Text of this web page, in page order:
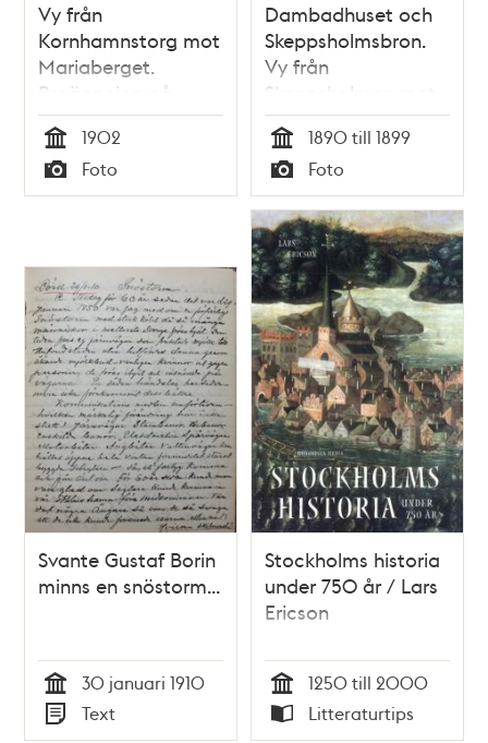
Vy från
Kornhamnstorg mot
Mariaberget.
Broöppning på
Riddarfjärden.
Tid
1902
Typ
Foto
Dambadhuset och
Skeppsholmsbron.
Vy från
Skeppsholmen mot
Slottet
Tid
1890 till 1899
Typ
Foto
Svante Gustaf Borin
minns en snöstorm...
Tid
30 januari 1910
Text
Stockholms historia
under 750 år / Lars
Ericson
Tid
1250 till 2000
Litteraturtips